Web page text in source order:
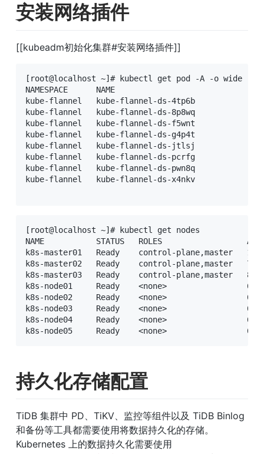
安装网络插件
[[kubeadm初始化集群#安装网络插件]]
[root@localhost ~]# kubectl get pod -A -o wide
NAMESPACE      NAME
kube-flannel   kube-flannel-ds-4tp6b
kube-flannel   kube-flannel-ds-8p8wq
kube-flannel   kube-flannel-ds-f5wnt
kube-flannel   kube-flannel-ds-g4p4t
kube-flannel   kube-flannel-ds-jtlsj
kube-flannel   kube-flannel-ds-pcrfg
kube-flannel   kube-flannel-ds-pwn8q
kube-flannel   kube-flannel-ds-x4nkv
[root@localhost ~]# kubectl get nodes
NAME           STATUS   ROLES                  AGE
k8s-master01   Ready    control-plane,master
k8s-master02   Ready    control-plane,master
k8s-master03   Ready    control-plane,master
k8s-node01     Ready    <none>
k8s-node02     Ready    <none>
k8s-node03     Ready    <none>
k8s-node04     Ready    <none>
k8s-node05     Ready    <none>
持久化存储配置
TiDB 集群中 PD、TiKV、监控等组件以及 TiDB Binlog
和备份等工具都需要使用将数据持久化的存储。
Kubernetes 上的数据持久化需要使用